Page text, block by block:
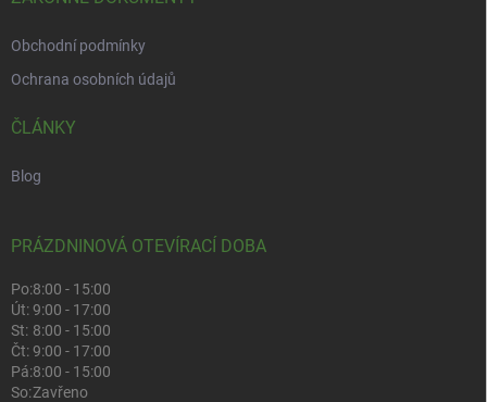
Obchodní podmínky
Ochrana osobních údajů
ČLÁNKY
Blog
PRÁZDNINOVÁ OTEVÍRACÍ DOBA
Po:8:00 - 15:00
Út:9:00 - 17:00
St: 8:00 - 15:00
Čt:9:00 - 17:00
Pá:8:00 - 15:00
So:Zavřeno